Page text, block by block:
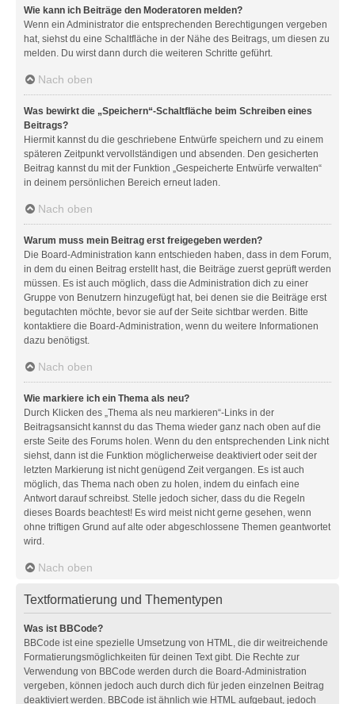
Wie kann ich Beiträge den Moderatoren melden?
Wenn ein Administrator die entsprechenden Berechtigungen vergeben
hat, siehst du eine Schaltfläche in der Nähe des Beitrags, um diesen zu
melden. Du wirst dann durch die weiteren Schritte geführt.
Nach oben
Was bewirkt die „Speichern“-Schaltfläche beim Schreiben eines
Beitrags?
Hiermit kannst du die geschriebene Entwürfe speichern und zu einem
späteren Zeitpunkt vervollständigen und absenden. Den gesicherten
Beitrag kannst du mit der Funktion „Gespeicherte Entwürfe verwalten“
in deinem persönlichen Bereich erneut laden.
Nach oben
Warum muss mein Beitrag erst freigegeben werden?
Die Board-Administration kann entschieden haben, dass in dem Forum,
in dem du einen Beitrag erstellt hast, die Beiträge zuerst geprüft werden
müssen. Es ist auch möglich, dass die Administration dich zu einer
Gruppe von Benutzern hinzugefügt hat, bei denen sie die Beiträge erst
begutachten möchte, bevor sie auf der Seite sichtbar werden. Bitte
kontaktiere die Board-Administration, wenn du weitere Informationen
dazu benötigst.
Nach oben
Wie markiere ich ein Thema als neu?
Durch Klicken des „Thema als neu markieren“-Links in der
Beitragsansicht kannst du das Thema wieder ganz nach oben auf die
erste Seite des Forums holen. Wenn du den entsprechenden Link nicht
siehst, dann ist die Funktion möglicherweise deaktiviert oder seit der
letzten Markierung ist nicht genügend Zeit vergangen. Es ist auch
möglich, das Thema nach oben zu holen, indem du einfach eine
Antwort darauf schreibst. Stelle jedoch sicher, dass du die Regeln
dieses Boards beachtest! Es wird meist nicht gerne gesehen, wenn
ohne triftigen Grund auf alte oder abgeschlossene Themen geantwortet
wird.
Nach oben
Textformatierung und Thementypen
Was ist BBCode?
BBCode ist eine spezielle Umsetzung von HTML, die dir weitreichende
Formatierungsmöglichkeiten für deinen Text gibt. Die Rechte zur
Verwendung von BBCode werden durch die Board-Administration
vergeben, können jedoch auch durch dich für jeden einzelnen Beitrag
deaktiviert werden. BBCode ist ähnlich wie HTML aufgebaut, jedoch